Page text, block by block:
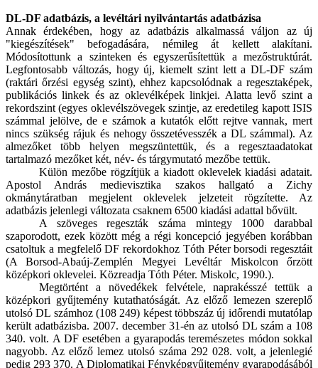
DL-DF adatbázis, a levéltári nyilvántartás adatbázisa
Annak érdekében, hogy az adatbázis alkalmassá váljon az új
"kiegészítések" befogadására, némileg át kellett alakítani.
Módosítottunk a szinteken és egyszerűsítettük a mezőstruktúrát.
Legfontosabb változás, hogy új, kiemelt szint lett a DL-DF szám
(raktári őrzési egység szint), ehhez kapcsolódnak a regesztaképek,
publikációs linkek és az oklevélképek linkjei. Alatta levő szint a
rekordszint (egyes oklevélszövegek szintje, az eredetileg kapott ISIS
számmal jelölve, de e számok a kutatók előtt rejtve vannak, mert
nincs szükség rájuk és nehogy összetévesszék a DL számmal). Az
almezőket több helyen megszüntettük, és a regesztaadatokat
tartalmazó mezőket két, név- és tárgymutató mezőbe tettük.
Külön mezőbe rögzítjük a kiadott oklevelek kiadási adatait.
Apostol András medievisztika szakos hallgató a Zichy
okmánytáratban megjelent oklevelek jelzeteit rögzítette. Az
adatbázis jelenlegi változata csaknem 6500 kiadási adattal bővült.
A szöveges regeszták száma mintegy 1000 darabbal
szaporodott, ezek között még a régi koncepció jegyében korábban
csatoltuk a megfelelő DF rekordokhoz Tóth Péter borsodi regesztáit
(A Borsod-Abaúj-Zemplén Megyei Levéltár Miskolcon őrzött
középkori oklevelei. Közreadja Tóth Péter. Miskolc, 1990.).
Megtörtént a növedékek felvétele, naprakésszé tettük a
középkori gyűjtemény kutathatóságát. Az előző lemezen szereplő
utolsó DL számhoz (108 249) képest többszáz új időrendi mutatólap
került adatbázisba. 2007. december 31-én az utolsó DL szám a 108
340. volt. A DF esetében a gyarapodás teremészetes módon sokkal
nagyobb. Az előző lemez utolsó száma 292 028. volt, a jelenlegié
pedig 293 370. A Diplomatikai Fényképgyűjtemény gyarapodásából